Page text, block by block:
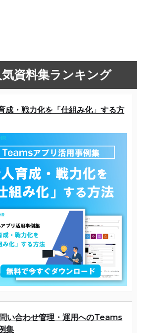
気資料集ランキング
成・戦力化を「仕組み化」する方
い合わせ管理・運用へのTeams
集